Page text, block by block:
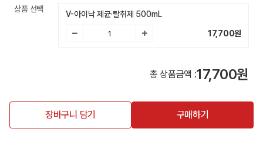
상품 선택
V-아이낙 제균·탈취제 500mL
17,700원
총 상품금액 :17,700원
장바구니 담기 구매하기